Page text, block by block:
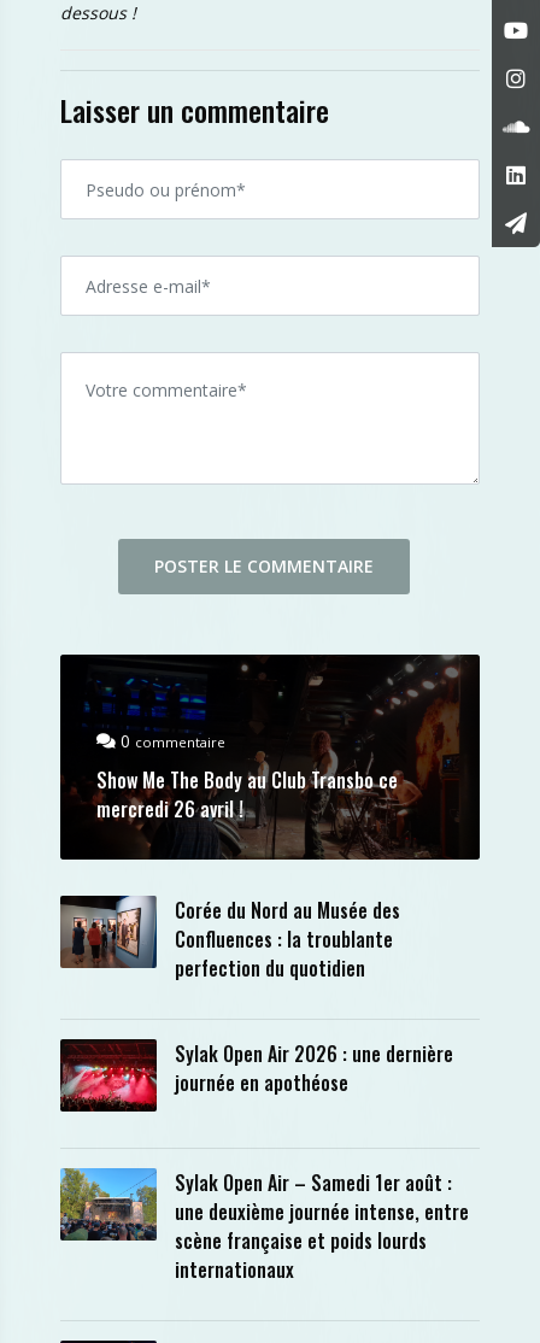
dessous !
Laisser un commentaire
0 commentaire
Show Me The Body au Club Transbo ce
mercredi 26 avril !
Corée du Nord au Musée des
Confluences : la troublante
perfection du quotidien
Sylak Open Air 2026 : une dernière
journée en apothéose
Sylak Open Air – Samedi 1er août :
une deuxième journée intense, entre
scène française et poids lourds
internationaux